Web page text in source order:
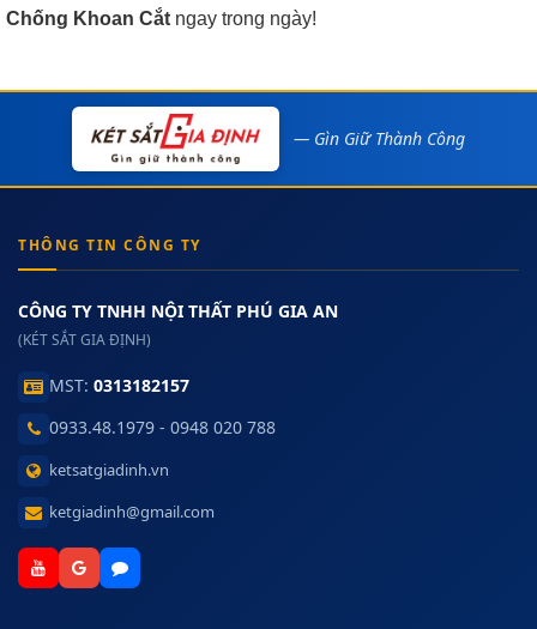
Chống Khoan Cắt ngay trong ngày!
— Gìn Giữ Thành Công
THÔNG TIN CÔNG TY
CÔNG TY TNHH NỘI THẤT PHÚ GIA AN
(KÉT SẮT GIA ĐỊNH)
MST: 0313182157
0933.48.1979 - 0948 020 788
ketsatgiadinh.vn
ketgiadinh@gmail.com